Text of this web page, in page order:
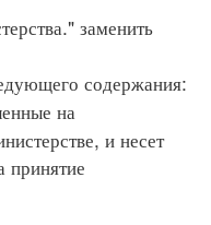
заменить
содержания:
на
и несет
принятие